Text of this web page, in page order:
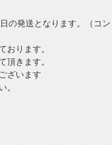
の発送となります。（コン
おります。
頂きます。
ざいます
。